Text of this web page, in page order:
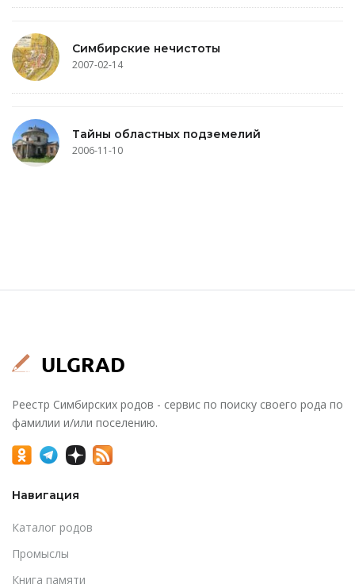
Симбирские нечистоты
2007-02-14
Тайны областных подземелий
2006-11-10
Реестр Симбирских родов - сервис по поиску своего рода по
фамилии и/или поселению.
Навигация
Каталог родов
Промыслы
Книга памяти